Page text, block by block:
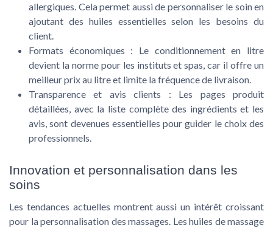
allergiques. Cela permet aussi de personnaliser le soin en
ajoutant des huiles essentielles selon les besoins du
client.
Formats économiques : Le conditionnement en litre
devient la norme pour les instituts et spas, car il offre un
meilleur prix au litre et limite la fréquence de livraison.
Transparence et avis clients : Les pages produit
détaillées, avec la liste complète des ingrédients et les
avis, sont devenues essentielles pour guider le choix des
professionnels.
Innovation et personnalisation dans les
soins
Les tendances actuelles montrent aussi un intérêt croissant
pour la personnalisation des massages. Les huiles de massage